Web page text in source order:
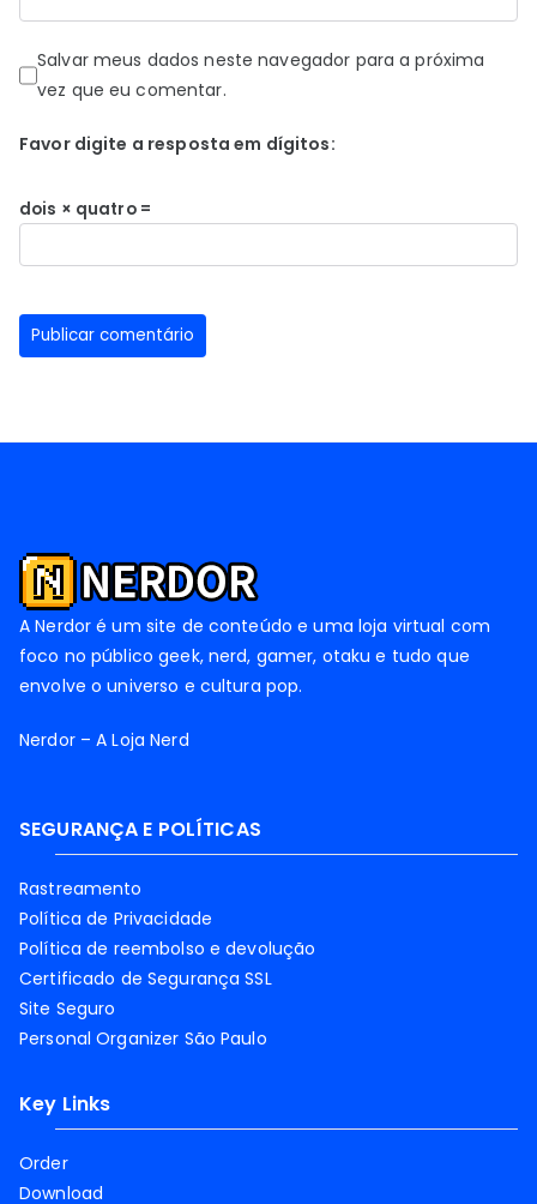
Salvar meus dados neste navegador para a próxima
vez que eu comentar.
Favor digite a resposta em dígitos:
dois × quatro =
A Nerdor é um site de conteúdo e uma loja virtual com
foco no público geek, nerd, gamer, otaku e tudo que
envolve o universo e cultura pop.
Nerdor – A Loja Nerd
SEGURANÇA E POLÍTICAS
Rastreamento
Política de Privacidade
Política de reembolso e devolução
Certificado de Segurança SSL
Site Seguro
Personal Organizer São Paulo
Key Links
Order
Download